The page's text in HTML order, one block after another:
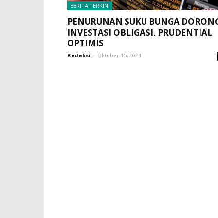
BERITA TERKINI
PENURUNAN SUKU BUNGA
INVESTASI OBLIGASI, PRUDENTIAL
OPTIMIS
Redaksi - Oktober 15, 2024